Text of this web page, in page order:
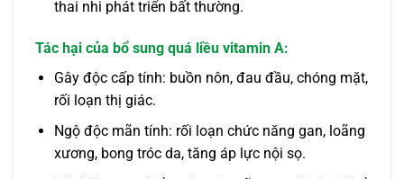
thai nhi phát triển bất thường.
Tác hại của bổ sung quá liều vitamin A:
Gây độc cấp tính: buồn nôn, đau đầu, chóng mặt,
rối loạn thị giác.
Ngộ độc mãn tính: rối loạn chức năng gan, loãng
xương, bong tróc da, tăng áp lực nội sọ.